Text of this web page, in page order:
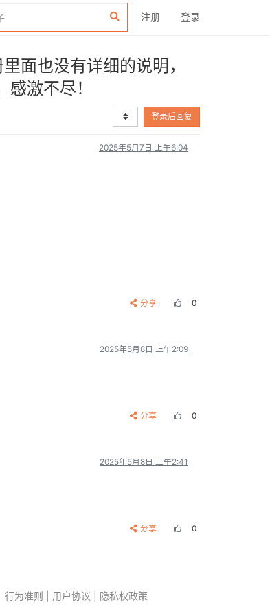
注册 登录
面也没有详细的说明，
激不尽！
登录后回复
2025年5月7日 上午6:04
分享 0
2025年5月8日 上午2:09
分享 0
2025年5月8日 上午2:41
分享 0
行为准则 用户协议 隐私权政策